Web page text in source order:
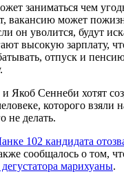
заниматься чем
вакансию может
он уволится, будут
высокую зарплату,
отпуск и
Якоб Сеннеби хотят
которого взяли
не делать.
102 кандидата
сообщалось о том,
марихуаны.